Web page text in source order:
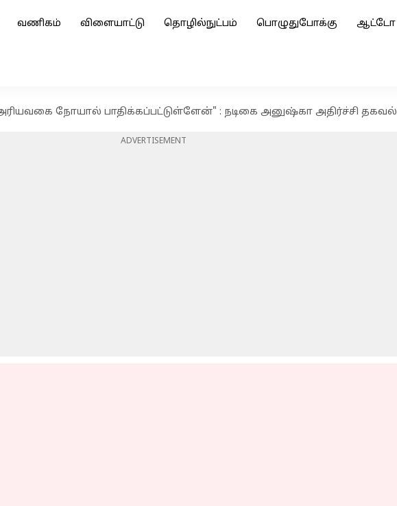
வணிகம் விளையாட்டு தொழில்நுட்பம் பொழுதுபோக்கு ஆட்டோ
நோயால் பாதிக்கப்பட்டுள்ளேன்" : நடிகை அனுஷ்கா அதிர்ச்சி தகவல்
ADVERTISEMENT